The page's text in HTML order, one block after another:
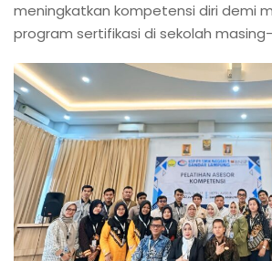
meningkatkan kompetensi diri demi
program sertifikasi di sekolah